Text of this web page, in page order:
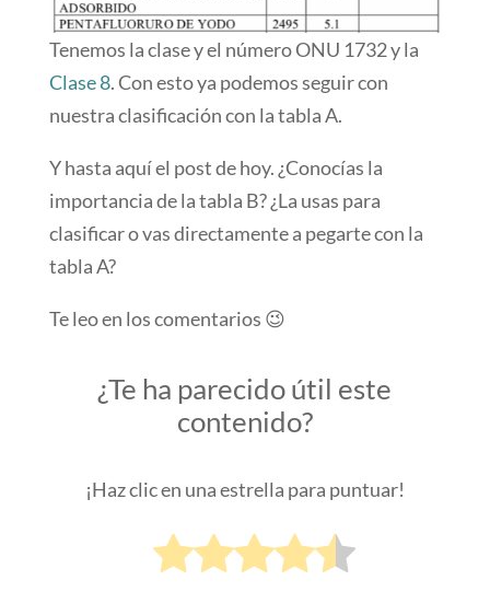
Tenemos la clase y el número ONU 1732 y la
Clase 8. Con esto ya podemos seguir con
nuestra clasificación con la tabla A.
Y hasta aquí el post de hoy. ¿Conocías la
importancia de la tabla B? ¿La usas para
clasificar o vas directamente a pegarte con la
tabla A?
Te leo en los comentarios 😉
¿Te ha parecido útil este
contenido?
¡Haz clic en una estrella para puntuar!